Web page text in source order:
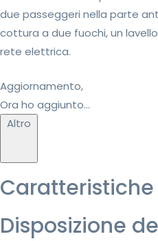
due passeggeri nella parte
cottura a due fuochi, un
rete elettrica.
Aggiornamento,
Ora ho aggiunto...
Altro
Caratteristiche
Disposizione